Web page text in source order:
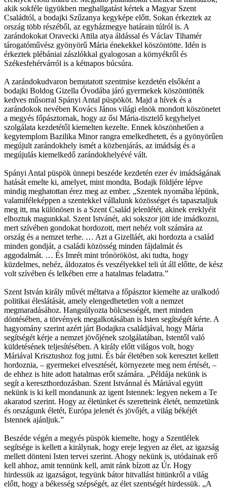
akik sokféle ügyükben meghallgatást kértek a Magyar Szent
Családtól, a bodajki Szűzanya kegyképe előtt. Sokan érkeztek az
ország több részéből, az egyházmegye határain túlról is. A
zarándokokat Oravecki Attila atya áldással és Václav Tihamér
tárogatóművész gyönyörű Mária énekekkel köszöntötte. Idén is
érkeztek plébániai zászlókkal gyalogosan a környékről és
Székesfehérvárról is a kétnapos búcsúra.
A zarándokudvaron bemutatott szentmise kezdetén elsőként a
bodajki Boldog Gizella Óvodába járó gyermekek köszöntötték
kedves műsorral Spányi Antal püspököt. Majd a hívek és a
zarándokok nevében Kovács János világi elnök mondott köszönetet
a megyés főpásztornak, hogy az ősi Mária-tisztelő kegyhelyet
szolgálata kezdetétől kiemelten kezelte. Ennek köszönhetően a
kegytemplom Bazilika Minor rangra emelkedhetett, és a gyönyörűen
megújult zarándokhely ismét a közbenjárás, az imádság és a
megújulás kiemelkedő zarándokhelyévé vált.
Spányi Antal püspök ünnepi beszéde kezdetén ezer év imádságának
hatását emelte ki, amelyet, mint mondta, Bodajk földjére lépve
mindig meghatottan érez meg az ember. „Szentek nyomába lépünk,
valamiféleképpen a szentekkel vállalunk közösséget és tapasztaljuk
meg itt, ma különösen is a Szent Család jelenlétét, akinek ereklyéit
elhoztuk magunkkal. Szent Istvánét, aki sokszor jött ide imádkozni,
mert szívében gondokat hordozott, mert nehéz volt számára az
ország és a nemzet terhe. … Azt a Gizelláét, aki hordozta a család
minden gondját, a családi közösség minden fájdalmát és
aggodalmát. … És Imrét mint trónörököst, aki tudta, hogy
küzdelmes, nehéz, áldozatos és veszélyekkel teli út áll előtte, de kész
volt szívében és lelkében erre a hatalmas feladatra.”
Szent István király művét méltatva a főpásztor kiemelte az uralkodó
politikai éleslátását, amely elengedhetetlen volt a nemzet
megmaradásához. Hangsúlyozta bölcsességét, mert minden
döntésében, a törvények megalkotásában is Isten segítségét kérte. A
hagyomány szerint azért járt Bodajkra családjával, hogy Mária
segítségét kérje a nemzet jövőjének szolgálatában, Istentől való
küldetésének teljesítésében. A király előtt világos volt, hogy
Máriával Krisztushoz fog jutni. És bár életében sok keresztet kellett
hordoznia, – gyermekei elvesztését, környezete meg nem értését, –
de ehhez is hite adott hatalmas erőt számára. „Példája nekünk is
segít a kereszthordozásban. Szent Istvánnal és Máriával együtt
nekünk is ki kell mondanunk az igent Istennek: legyen nekem a Te
akaratod szerint. Hogy az életünket és szeretteink életét, nemzetünk
és országunk életét, Európa jelenét és jövőjét, a világ békéjét
Istennek ajánljuk.”
Beszéde végén a megyés püspök kiemelte, hogy a Szentlélek
segítsége is kellett a királynak, hogy ereje legyen az élet, az igazság
mellett dönteni Isten tervei szerint. Ahogy nekünk is, utódainak erő
kell ahhoz, amit tennünk kell, amit ránk bízott az Úr. Hogy
hirdessük az igazságot, tegyünk bátor hitvallást hitünkről a világ
előtt, hogy a békesség szépségét, az élet szentségét hirdessük. „A